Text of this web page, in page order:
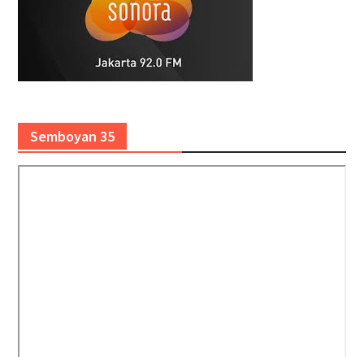
Semboyan 35